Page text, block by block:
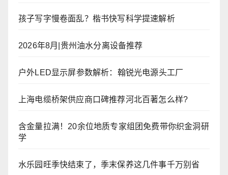
孩子写字慢卷面乱？楷书快写科学提速解析
2026年8月|贵州油水分离设备推荐
户外LED显示屏参数解析：翰锐光电源头工厂
上海电缆桥架供应商口碑推荐河北百著怎么样?
含金量拉满！20余位地质专家组团免费带你织金洞研
学
水乐园旺季快结束了，季末保养这几件事千万别省